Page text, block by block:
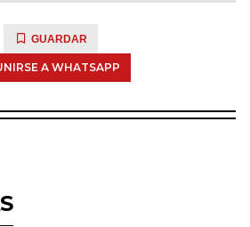
GUARDAR
A WHATSAPP